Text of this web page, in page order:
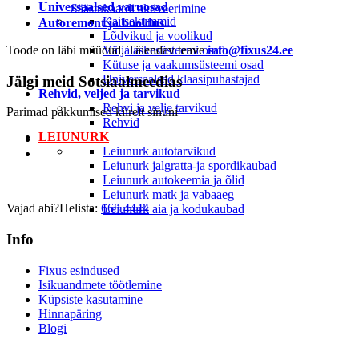
Universaalsed varuosad
Kaitsekummid
Lõdvikud ja voolikud
Väljalaskesüsteemi osad
Kütuse ja vaakumsüsteemi osad
Universaalsed klaasipuhastajad
Rehvid, veljed ja tarvikud
Rehvi ja velje tarvikud
Rehvid
LEIUNURK
Leiunurk autotarvikud
Leiunurk jalgratta-ja spordikaubad
Leiunurk autokeemia ja õlid
Leiunurk matk ja vabaaeg
Leiunurk aia ja kodukaubad
Säästukaardi aktiveerimine
Autoremont ja hooldus
Toode on läbi müüdud. Täiendav teaveinfo@fixus24.ee
Jälgi meid Sotsiaalmeedias
Parimad pakkumised kiirelt sinuni
Vajad abi?Helista: 668 4444
Info
Fixus esindused
Isikuandmete töötlemine
Küpsiste kasutamine
Hinnapäring
Blogi